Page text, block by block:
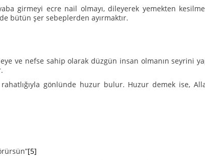
girmeyi ecre nail olmayı, dileyerek yemekten
bütün şer sebeplerden ayırmaktır.
ve nefse sahip olarak düzgün insan olmanın seyrini
gönlünde huzur bulur. Huzur demek ise,
[5]